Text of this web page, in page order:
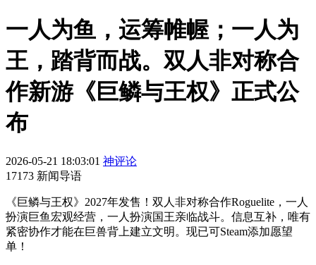
一人为鱼，运筹帷幄；一人为
王，踏背而战。双人非对称合
作新游《巨鳞与王权》正式公
布
2026-05-21 18:03:01 神评论
17173 新闻导语
《巨鳞与王权》2027年发售！双人非对称合作Roguelite，一人
扮演巨鱼宏观经营，一人扮演国王亲临战斗。信息互补，唯有
紧密协作才能在巨兽背上建立文明。现已可Steam添加愿望
单！